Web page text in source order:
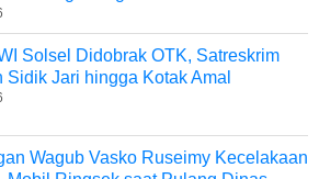
Solsel Didobrak OTK, Satreskrim
Sidik Jari hingga Kotak Amal
Wagub Vasko Ruseimy Kecelakaan